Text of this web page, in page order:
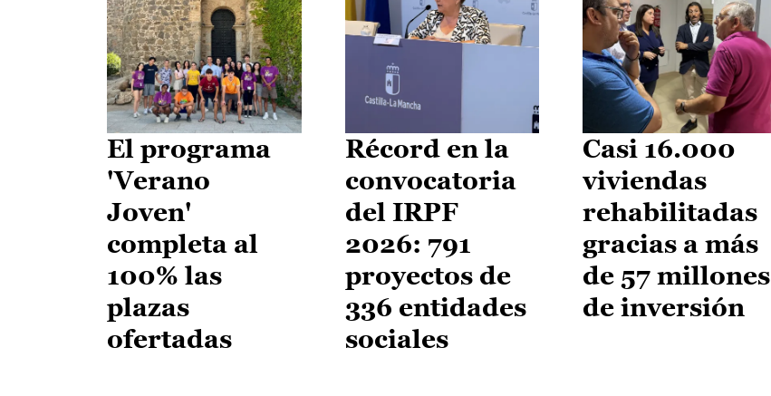
El programa
'Verano
Joven'
completa al
100% las
plazas
ofertadas
Récord en la
convocatoria
del IRPF
2026: 791
proyectos de
336 entidades
sociales
Casi 16.000
viviendas
rehabilitadas
gracias a más
de 57 millones
de inversión